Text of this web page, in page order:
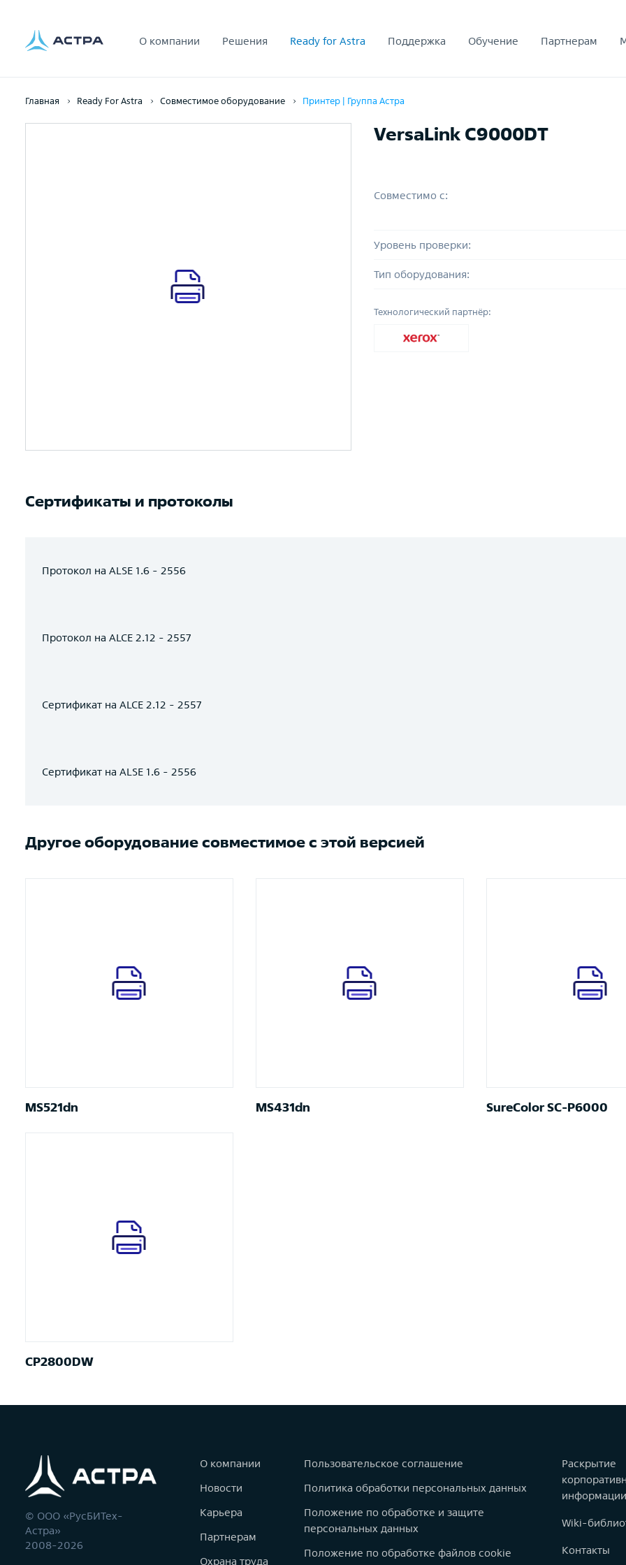
О компании Решения Ready for Astra Поддержка Обучение Партнерам
Главная Ready For Astra Совместимое оборудование Принтер | Группа Астра
VersaLink C9000DT
Совместимо с:
Уровень проверки:
Тип оборудования:
Технологический партнёр:
Сертификаты и протоколы
Протокол на ALSE 1.6 - 2556
Протокол на ALCE 2.12 - 2557
Сертификат на ALCE 2.12 - 2557
Сертификат на ALSE 1.6 - 2556
Другое оборудование совместимое с этой версией
MS521dn MS431dn SureColor SC-P6000
CP2800DW
© ООО «РусБИТех-
Астра»
2008-2026
О компании
Новости
Карьера
Партнерам
Охрана труда
Пользовательское соглашение
Политика обработки персональных данных
Положение по обработке и защите
персональных данных
Положение по обработке файлов cookie
Раскрытие
информации
Wiki-
Контакты